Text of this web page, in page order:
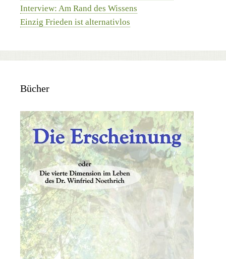
Interview: Am Rand des Wissens
Einzig Frieden ist alternativlos
Bücher